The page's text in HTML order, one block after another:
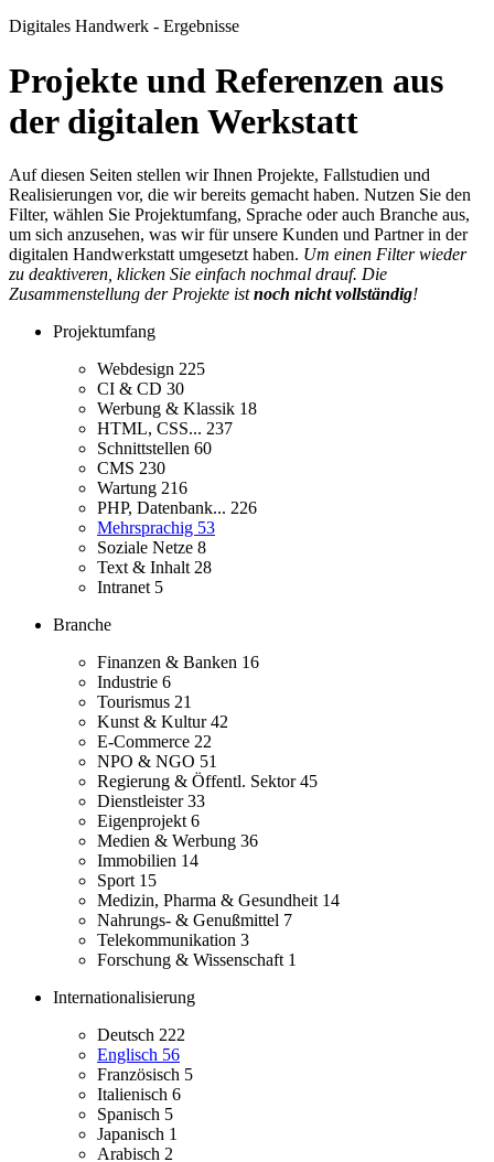
Digitales Handwerk - Ergebnisse
Projekte und Referenzen aus
der digitalen Werkstatt
Auf diesen Seiten stellen wir Ihnen Projekte, Fallstudien und
Realisierungen vor, die wir bereits gemacht haben. Nutzen Sie den
Filter, wählen Sie Projektumfang, Sprache oder auch Branche aus,
um sich anzusehen, was wir für unsere Kunden und Partner in der
digitalen Handwerkstatt umgesetzt haben. Um einen Filter wieder
zu deaktiveren, klicken Sie einfach nochmal drauf. Die
Zusammenstellung der Projekte istnoch nicht vollständig!
Projektumfang
Webdesign 225
CI & CD 30
Werbung & Klassik 18
HTML, CSS... 237
Schnittstellen 60
CMS 230
Wartung 216
PHP, Datenbank... 226
Mehrsprachig 53
Soziale Netze 8
Text & Inhalt 28
Intranet 5
Branche
Finanzen & Banken 16
Industrie 6
Tourismus 21
Kunst & Kultur42
E-Commerce 22
NPO & NGO 51
Regierung & Öffentl. Sektor45
Dienstleister33
Eigenprojekt 6
Medien & Werbung 36
Immobilien 14
Sport 15
Medizin, Pharma & Gesundheit 14
Nahrungs- & Genußmittel 7
Telekommunikation 3
Forschung & Wissenschaft 1
Internationalisierung
Deutsch 222
Englisch 56
Französisch 5
Italienisch 6
Spanisch 5
Japanisch 1
Arabisch 2